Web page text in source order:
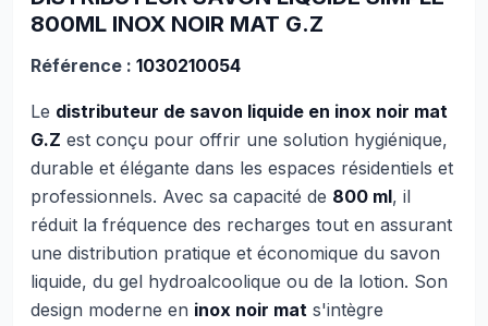
800ML INOX NOIR MAT G.Z
Référence : 1030210054
Le distributeur de savon liquide en inox noir mat
G.Z est conçu pour offrir une solution hygiénique,
durable et élégante dans les espaces résidentiels et
professionnels. Avec sa capacité de 800 ml, il
réduit la fréquence des recharges tout en assurant
une distribution pratique et économique du savon
liquide, du gel hydroalcoolique ou de la lotion. Son
design moderne en inox noir mat s'intègre